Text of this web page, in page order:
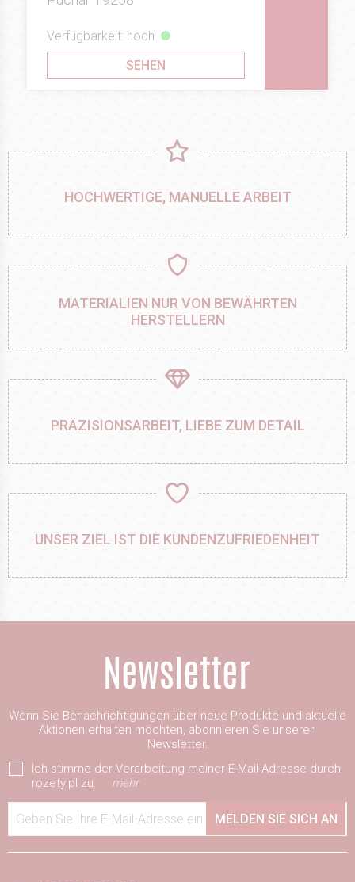
Verfügbarkeit: hoch
SEHEN
HOCHWERTIGE, MANUELLE ARBEIT
MATERIALIEN NUR VON BEWÄHRTEN
HERSTELLERN
PRÄZISIONSARBEIT, LIEBE ZUM DETAIL
UNSER ZIEL IST DIE KUNDENZUFRIEDENHEIT
Wenn Sie Benachrichtigungen über neue Produkte und aktuelle
Aktionen erhalten möchten, abonnieren Sie unseren
Newsletter.
Ich stimme der Verarbeitung meiner E-Mail-Adresse durch
rozety.pl zu.
mehr
Geben Sie Ihre E-Mail-Adresse ein MELDEN SIE SICH AN